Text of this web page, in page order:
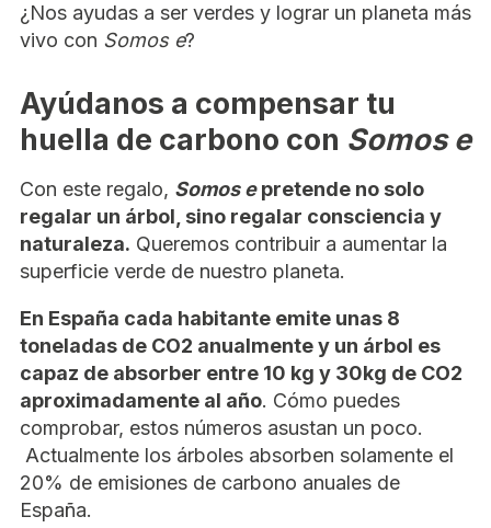
¿Nos ayudas a ser verdes y lograr un planeta más
vivo con Somos e?
Ayúdanos a compensar tu
huella de carbono con Somos e
Con este regalo, Somos epretende no solo
regalar un árbol, sino regalar consciencia y
naturaleza. Queremos contribuir a aumentar la
superficie verde de nuestro planeta.
En España cada habitante emite unas 8
toneladas de CO2 anualmente y un árbol es
capaz de absorber entre 10 kg y 30kg de CO2
aproximadamente al año. Cómo puedes
comprobar, estos números asustan un poco.
Actualmente los árboles absorben solamente el
20% de emisiones de carbono anuales de
España.